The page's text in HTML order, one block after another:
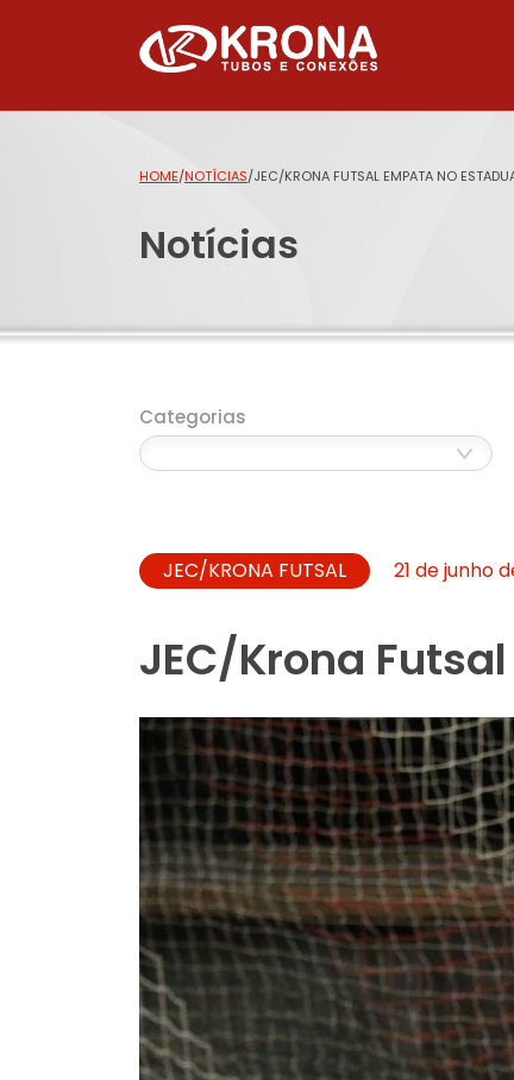
HOME/NOTÍCIAS/JEC/KRONA FUTSAL EMPATA NO
Notícias
Categorias
JEC/KRONA FUTSAL 21 de junho
JEC/Krona